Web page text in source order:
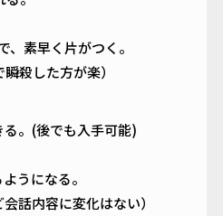
素早く片がつく。
殺した方が楽）
。(後でも入手可能)
うになる。
話内容に変化はない）